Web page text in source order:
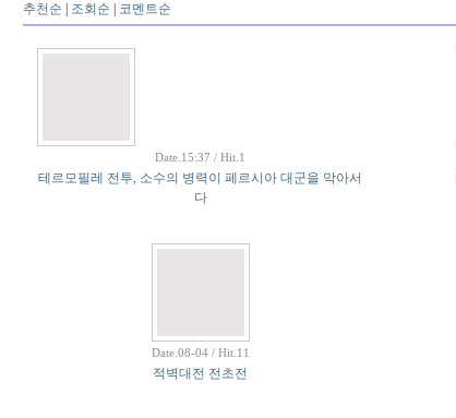
추천순 조회순 코멘트순
Date.15:37 / Hit.1
테르모필레 전투, 소수의 병력이 페르시아 대군을 막아서
다
Date.08-04 / Hit.11
적벽대전 전초전